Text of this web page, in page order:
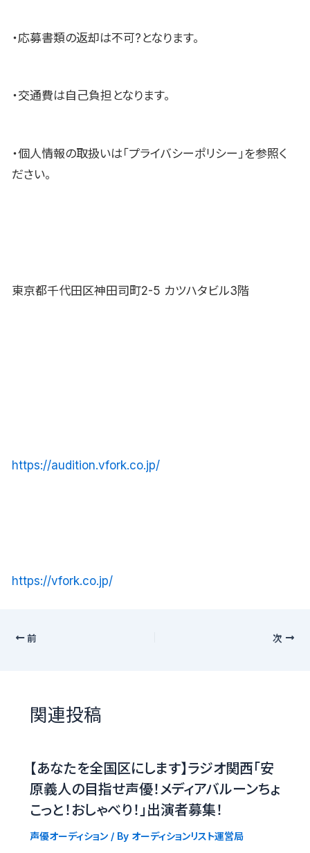
・応募書類の返却は不可?となります。
・交通費は自己負担となります。
・個人情報の取扱いは「プライバシーポリシー」を参照く
ださい。
東京都千代田区神田司町2-5 カツハタビル3階
https://audition.vfork.co.jp/
https://vfork.co.jp/
前 次
関連投稿
【あなたを全国区にします】ラジオ関西「安
原義人の目指せ声優！メディアバルーンちょ
こっと！おしゃべり！」出演者募集！
声優オーディション/ By オーディションリスト運営局